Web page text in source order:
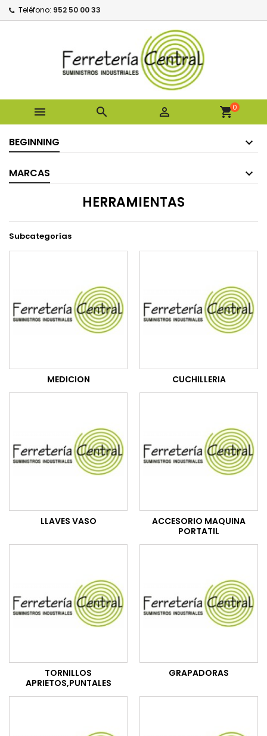
Teléfono: 952 50 00 33
   shopping_cart0
BEGINNING
MARCAS
HERRAMIENTAS
Subcategorías
MEDICION CUCHILLERIA
LLAVES VASO
ACCESORIO MAQUINA
PORTATIL
TORNILLOS
APRIETOS,PUNTALES
GRAPADORAS